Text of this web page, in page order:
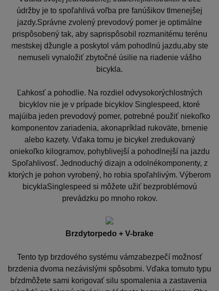
údržby je to spoľahlivá voľba pre fanúšikov tlmenejšej
jazdy.Správne zvolený prevodový pomer je optimálne
prispôsobený tak, aby saprispôsobil rozmanitému terénu
mestskej džungle a poskytol vám pohodlnú jazdu,aby ste
nemuseli vynaložiť zbytočné úsilie na riadenie vášho
bicykla.
Ľahkosť a pohodlie. Na rozdiel odvysokorýchlostných
bicyklov nie je v prípade bicyklov Singlespeed, ktoré
majúiba jeden prevodový pomer, potrebné použiť niekoľko
komponentov zariadenia, akonapríklad rukoväte, brnenie
alebo kazety. Vďaka tomu je bicykel zredukovaný
oniekoľko kilogramov, pohyblivejší a pohodlnejší na jazdu
Spoľahlivosť. Jednoduchý dizajn a odolnékomponenty, z
ktorých je pohon vyrobený, ho robia spoľahlivým. Výberom
bicyklaSinglespeed si môžete užiť bezproblémovú
prevádzku po mnoho rokov.
Brzdytorpedo + V-brake
Tento typ brzdového systému vámzabezpečí možnosť
brzdenia dvoma nezávislými spôsobmi. Vďaka tomuto typu
bŕzdmôžete sami korigovať silu spomalenia a zastavenia